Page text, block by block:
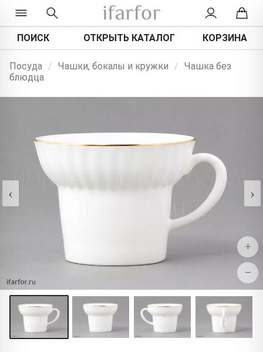
ПОИСК ОТКРЫТЬ КАТАЛОГ КОРЗИНА
Посуда / Чашки, бокалы и кружки / Чашка без
блюдца
‹ ›
+
−